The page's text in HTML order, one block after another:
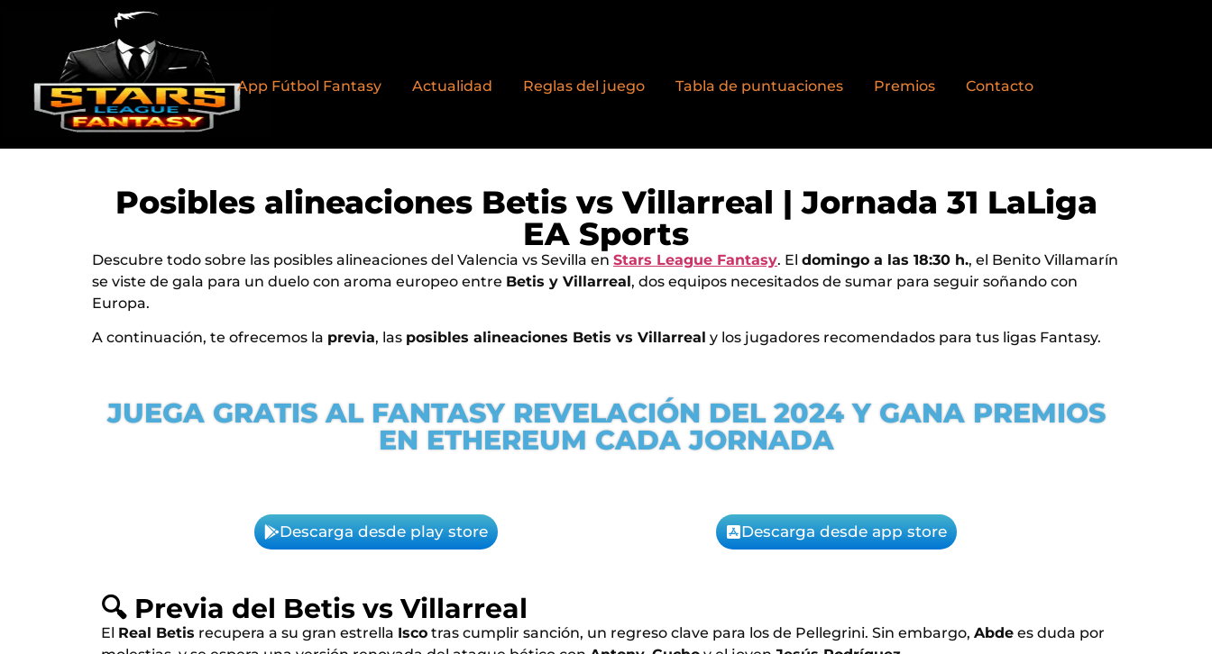
App Fútbol Fantasy Actualidad Reglas del juego Tabla de puntuaciones Premios Contacto
Posibles alineaciones Betis vs Villarreal | Jornada 31 LaLiga
EA Sports
Descubre todo sobre las posibles alineaciones del Valencia vs Sevilla en Stars League Fantasy. El domingo a las 18:30 h., el Benito Villamarín
se viste de gala para un duelo con aroma europeo entre Betis y Villarreal, dos equipos necesitados de sumar para seguir soñando con
Europa.
A continuación, te ofrecemos la previa, las posibles alineaciones Betis vs Villarreal y los jugadores recomendados para tus ligas Fantasy.
JUEGA GRATIS AL FANTASY REVELACIÓN DEL 2024 Y GANA PREMIOS
EN ETHEREUM CADA JORNADA
Descarga desde play store Descarga desde app store
🔍 Previa del Betis vs Villarreal
El Real Betis recupera a su gran estrella Isco tras cumplir sanción, un regreso clave para los de Pellegrini. Sin embargo, Abde es duda por